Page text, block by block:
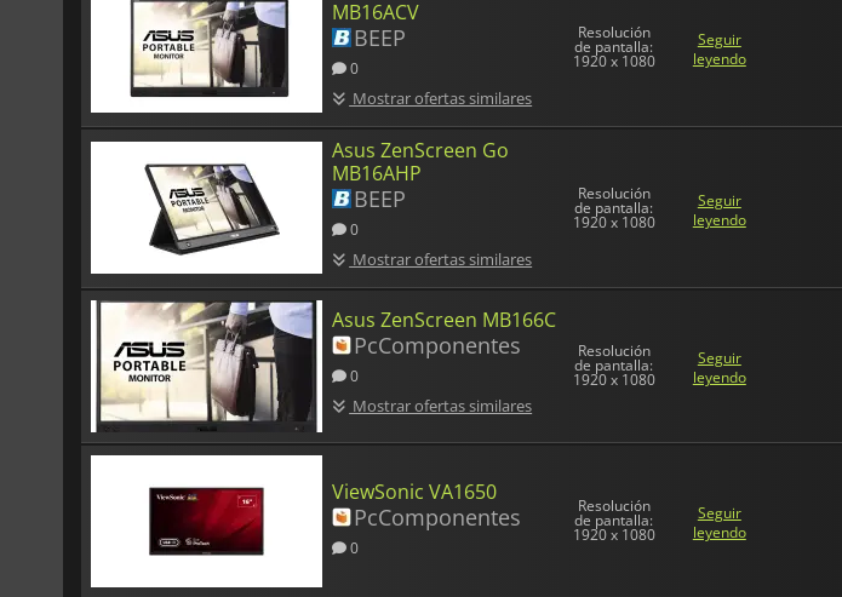
MB16ACV
BEEP
0
Mostrar ofertas similares
Resolución
de pantalla:
1920 x 1080
Seguir
leyendo
Asus ZenScreen Go
MB16AHP
BEEP
0
Mostrar ofertas similares
Resolución
de pantalla:
1920 x 1080
Seguir
leyendo
Asus ZenScreen MB166C
PcComponentes
0
Mostrar ofertas similares
Resolución
de pantalla:
1920 x 1080
Seguir
leyendo
ViewSonic VA1650
PcComponentes
0
Resolución
de pantalla:
1920 x 1080
Seguir
leyendo